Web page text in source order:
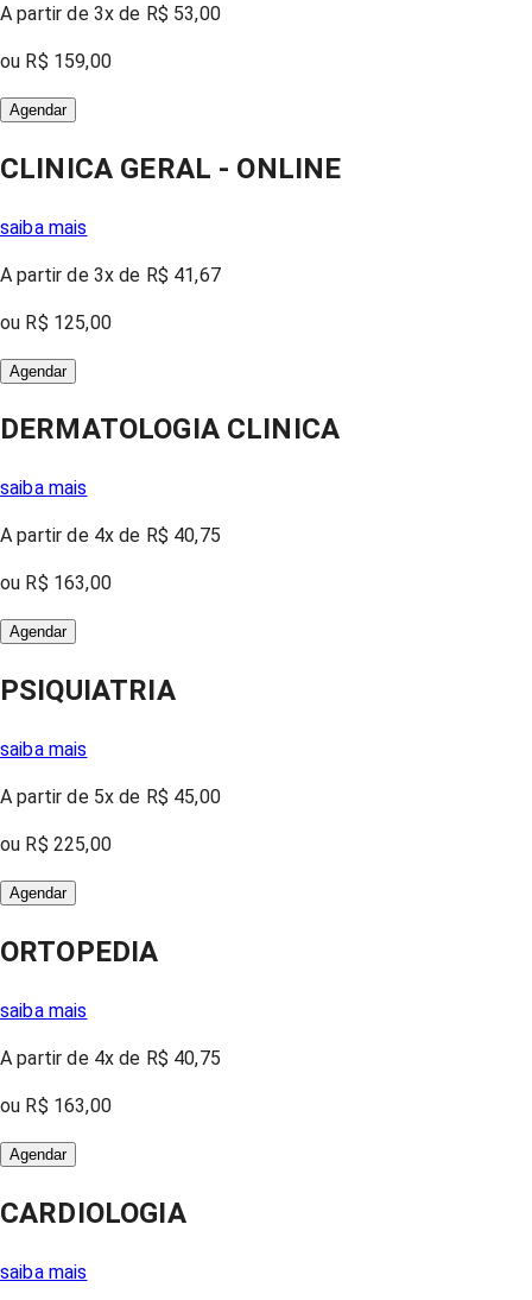
A partir de 3x de R$ 53,00
ou R$ 159,00
Agendar
CLINICA GERAL - ONLINE
saiba mais
A partir de 3x de R$ 41,67
ou R$ 125,00
Agendar
DERMATOLOGIA CLINICA
saiba mais
A partir de 4x de R$ 40,75
ou R$ 163,00
Agendar
PSIQUIATRIA
saiba mais
A partir de 5x de R$ 45,00
ou R$ 225,00
Agendar
ORTOPEDIA
saiba mais
A partir de 4x de R$ 40,75
ou R$ 163,00
Agendar
CARDIOLOGIA
saiba mais